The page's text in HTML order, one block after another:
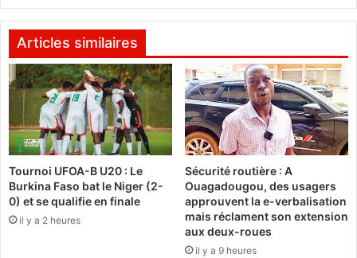
e
e
r
l
e
l
u
e
a
a
ñ
a
a
c
t
e
Articles similaires
Tournoi UFOA-B U20 : Le
Burkina Faso bat le Niger (2-
0) et se qualifie en finale
il y a 2 heures
Sécurité routière : A
Ouagadougou, des usagers
approuvent la e-verbalisation
mais réclament son extension
aux deux-roues
il y a 9 heures